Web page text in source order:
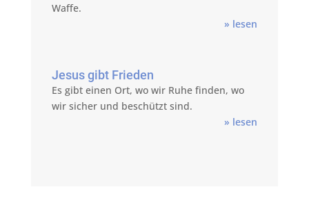
Waffe.
» lesen
Jesus gibt Frieden
Es gibt einen Ort, wo wir Ruhe finden, wo
wir sicher und beschützt sind.
» lesen